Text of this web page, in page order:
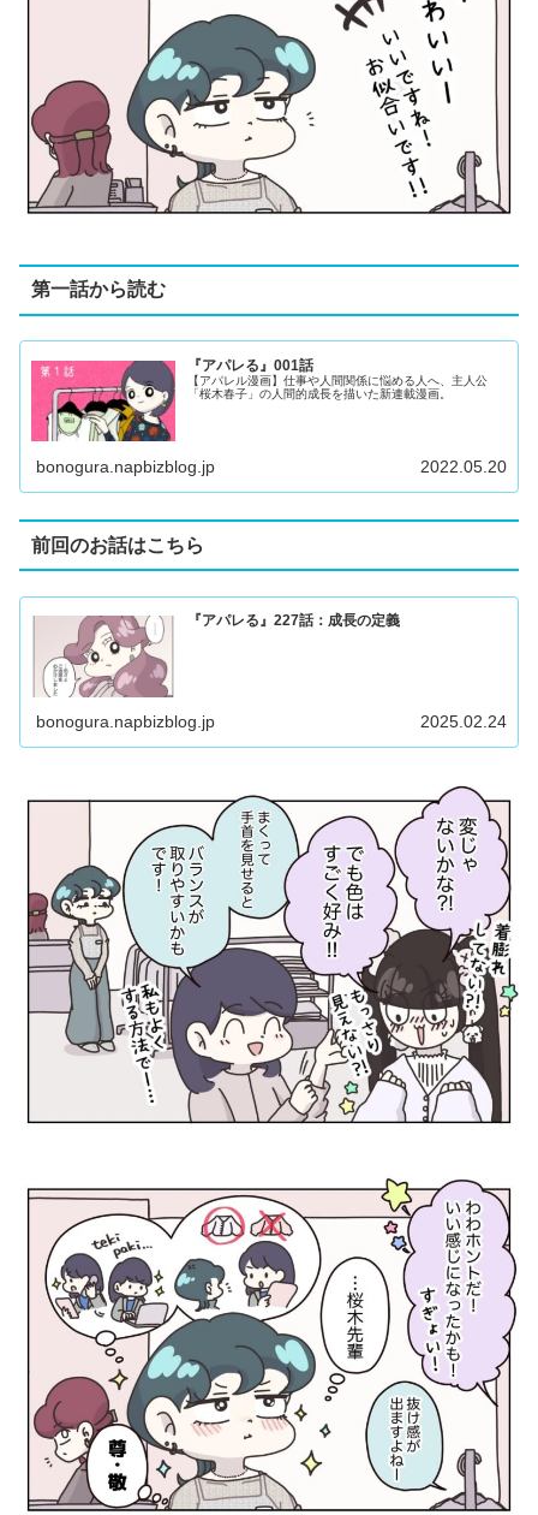
第一話から読む
『アパレる』001話
【アパレル漫画】仕事や人間関係に悩める人へ、主人公
「桜木春子」の人間的成長を描いた新連載漫画。
bonogura.napbizblog.jp 2022.05.20
前回のお話はこちら
『アパレる』227話：成長の定義
bonogura.napbizblog.jp 2025.02.24